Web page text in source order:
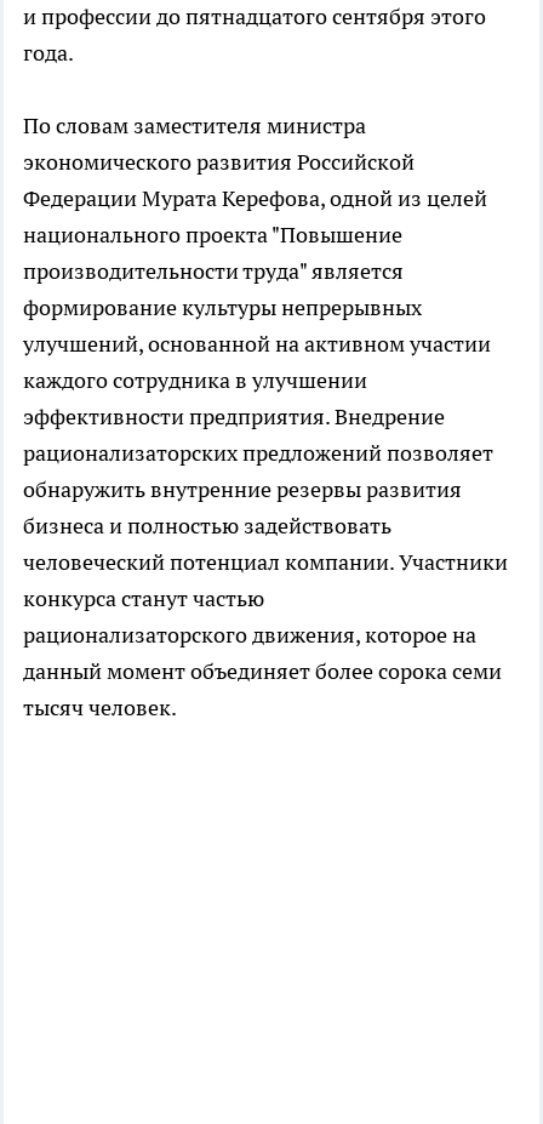
и профессии до пятнадцатого сентября этого
года.
По словам заместителя министра
экономического развития Российской
Федерации Мурата Керефова, одной из целей
национального проекта "Повышение
производительности труда" является
формирование культуры непрерывных
улучшений, основанной на активном участии
каждого сотрудника в улучшении
эффективности предприятия. Внедрение
рационализаторских предложений позволяет
обнаружить внутренние резервы развития
бизнеса и полностью задействовать
человеческий потенциал компании. Участники
конкурса станут частью
рационализаторского движения, которое на
данный момент объединяет более сорока семи
тысяч человек.